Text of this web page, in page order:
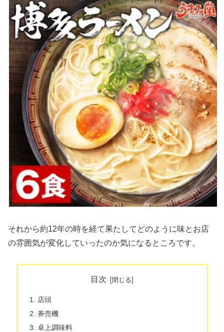
それから約12年の時を経て果たしてどのように味とお店
の雰囲気が変化していったのか気になるところです。
目次
店頭
券売機
卓上調味料